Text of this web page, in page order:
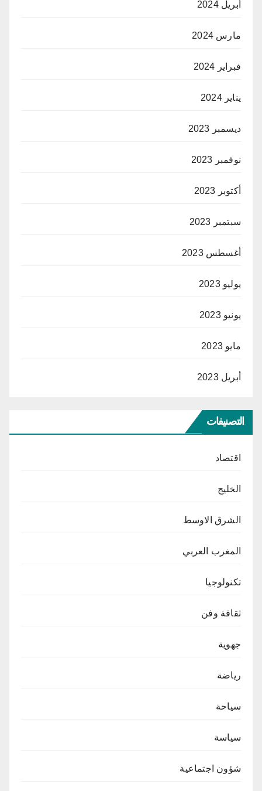
أبريل 2024
مارس 2024
فبراير 2024
يناير 2024
ديسمبر 2023
نوفمبر 2023
أكتوبر 2023
سبتمبر 2023
أغسطس 2023
يوليو 2023
يونيو 2023
مايو 2023
أبريل 2023
التصنيفات
اقتصاد
الخليج
الشرق الاوسط
المغرب العربي
تكنولوجيا
ثقافة وفن
جهوية
رياضة
سياحة
سياسة
شؤون اجتماعية